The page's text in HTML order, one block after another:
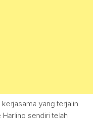
yang terjalin
Harlino sendiri telah